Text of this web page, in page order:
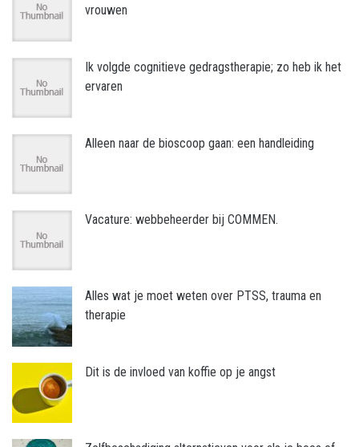
vrouwen
Ik volgde cognitieve gedragstherapie; zo heb ik het
ervaren
Alleen naar de bioscoop gaan: een handleiding
Vacature: webbeheerder bij COMMEN.
Alles wat je moet weten over PTSS, trauma en
therapie
Dit is de invloed van koffie op je angst